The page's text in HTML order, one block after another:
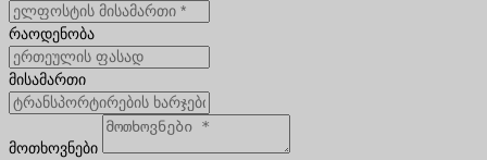
რაოდენობა
მისამართი
მოთხოვნები